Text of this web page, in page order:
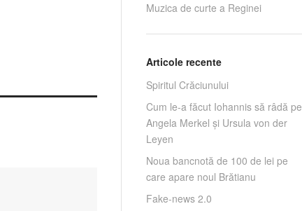
Muzica de curte a Reginei
Articole recente
Spiritul Crăciunului
Cum le-a făcut Iohannis să râdă pe
Angela Merkel și Ursula von der
Leyen
Noua bancnotă de 100 de lei pe
care apare noul Brătianu
Fake-news 2.0